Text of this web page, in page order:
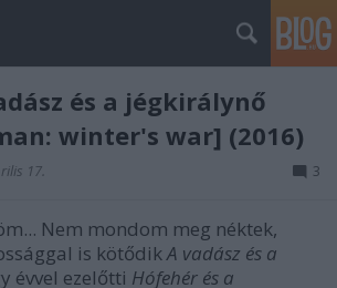
és a jégkirálynő
winter's war] (2016)
17. 3
Nem mondom meg néktek,
is kötődikA vadász és a
évvel ezelőtti Hófehér és a